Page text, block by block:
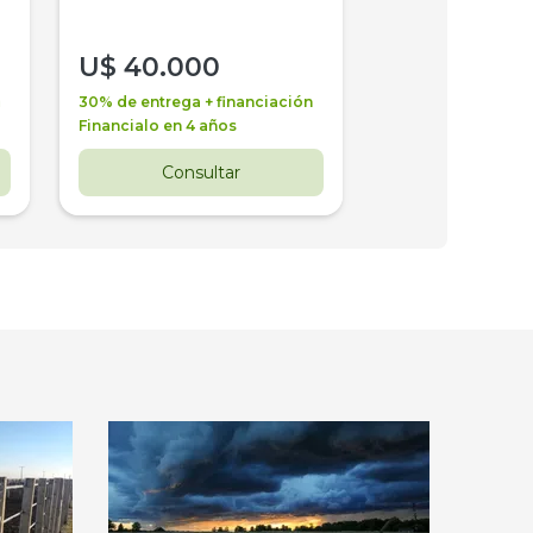
U$ 40.000
30% de entrega + financiación
Financialo en 4 años
Consultar